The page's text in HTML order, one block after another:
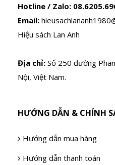
Hotline / Zalo:
Email:
Hiệu sách Lan Anh
Địa chỉ: Số 250 đường
Nội, Việt Nam.
HƯỚNG DẪN & CHÍNH
Hướng dẫn mua hàng
Hướng dẫn thanh toán